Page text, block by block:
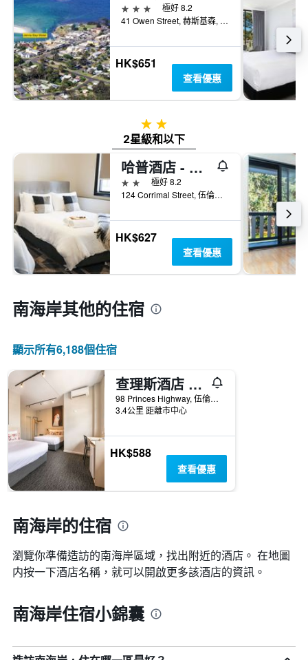
3星級
極好 8.2
41 Owen Street, 赫斯基森, NSW, 澳洲
HK$651
查看優惠
2星級
2星級和以下
哈普酒店 - 臥龍崗
2星級
極好 8.2
124 Corrimal Street, 伍倫貢, NSW, 澳洲
HK$627
查看優惠
南海岸​其他的住宿
顯示所有6,188​個住宿
查理斯酒店 - 仙女草地
98 Princes Highway, 伍倫貢, NSW, 澳洲
3.4公里 距離市中心
HK$588
查看優惠
南海岸的住宿
瀏覽你準備造訪的南海岸區域，找出附近的酒店。 在地圖
内按一下酒店名稱，就可以開啟更多該酒店的資訊。
南海岸住宿小錦囊